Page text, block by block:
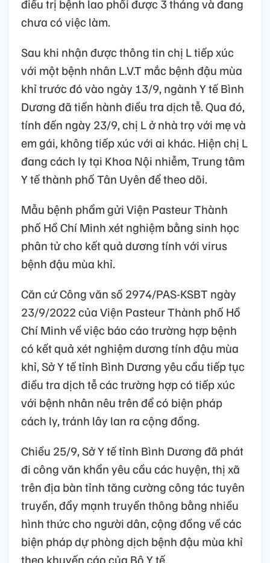
điều trị bệnh lao phổi được 3 tháng và đang
chưa có việc làm.
Sau khi nhận được thông tin chị L tiếp xúc
với một bệnh nhân L.V.T mắc bệnh đậu mùa
khỉ trước đó vào ngày 13/9, ngành Y tế Bình
Dương đã tiến hành điều tra dịch tễ. Qua đó,
tính đến ngày 23/9, chị L ở nhà trọ với mẹ và
em gái, không tiếp xúc với ai khác. Hiện chị L
đang cách ly tại Khoa Nội nhiễm, Trung tâm
Y tế thành phố Tân Uyên để theo dõi.
Mẫu bệnh phẩm gửi Viện Pasteur Thành
phố Hồ Chí Minh xét nghiệm bằng sinh học
phân tử cho kết quả dương tính với virus
bệnh đậu mùa khỉ.
Căn cứ Công văn số 2974/PAS-KSBT ngày
23/9/2022 của Viện Pasteur Thành phố Hồ
Chí Minh về việc báo cáo trường hợp bệnh
có kết quả xét nghiệm dương tính đậu mùa
khỉ, Sở Y tế tỉnh Bình Dương yêu cầu tiếp tục
điều tra dịch tễ các trường hợp có tiếp xúc
với bệnh nhân nêu trên để có biện pháp
cách ly, tránh lây lan ra cộng đồng.
Chiều 25/9, Sở Y tế tỉnh Bình Dương đã phát
đi công văn khẩn yêu cầu các huyện, thị xã
trên địa bàn tỉnh tăng cường công tác tuyên
truyền, đẩy mạnh truyền thông bằng nhiều
hình thức cho người dân, cộng đồng về các
biện pháp dự phòng dịch bệnh đậu mùa khỉ
theo khuyến cáo của Bộ Y tế.